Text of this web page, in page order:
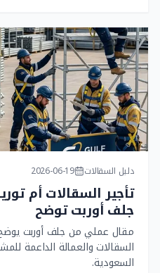
دليل السقالات 2026-06-19
تأجير السقالات أم
جلف أوربت توضح
مقال عملي من جلف أوربت
السقالات والعمالة الداعمة
السعودية.